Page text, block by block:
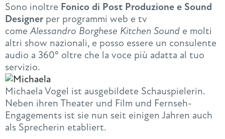
Sono inoltre Fonico di Post Produzione e Sound
Designer per programmi web e tv
comeAlessandro Borghese Kitchen Sound e molti
altri show nazionali, e posso essere un consulente
audio a 360° oltre che la voce più adatta al tuo
servizio.
Michaela Vogel ist ausgebildete Schauspielerin.
Neben ihren Theater und Film und Fernseh-
Engagements ist sie nun seit einigen Jahren auch
als Sprecherin etabliert.